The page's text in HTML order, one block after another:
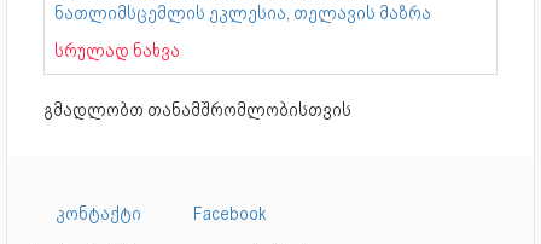
ნათლიმსცემლის ეკლესია, თელავის მაზრა
სრულად ნახვა
გმადლობთ თანამშრომლობისთვის
კონტაქტი
Facebook